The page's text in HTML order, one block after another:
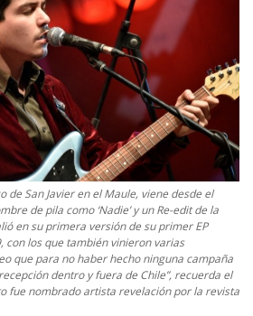
de San Javier en el Maule, viene desde el
de pila como ‘Nadie’ y un Re-edit de la
en su primera versión de su primer EP
con los que también vinieron varias
que para no haber hecho ninguna campaña
dentro y fuera de Chile”, recuerda el
fue nombrado artista revelación por la revista